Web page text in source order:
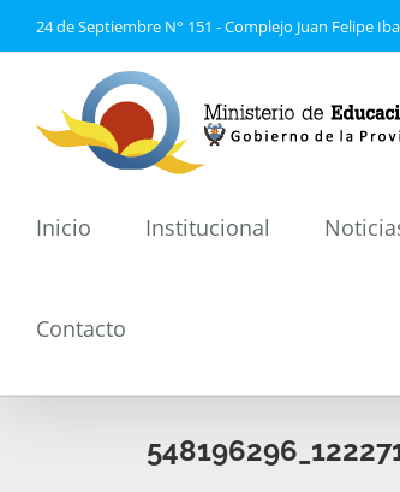
al
24 de Septiembre N° 151 - Complejo Juan Felipe
Inicio Institucional
Contacto